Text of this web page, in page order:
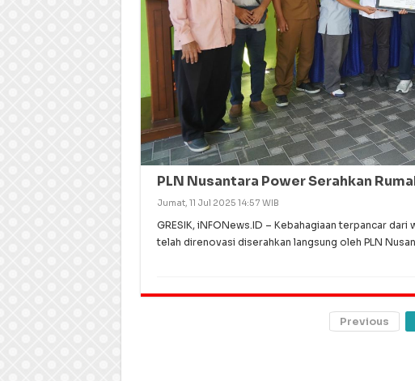
PLN Nusantara Power Serahkan
Jumat, 11 Jul 2025 14:57 WIB
GRESIK, iNFONews.ID – Kebahagiaan terpancar dari
telah direnovasi diserahkan langsung oleh PLN
Previous